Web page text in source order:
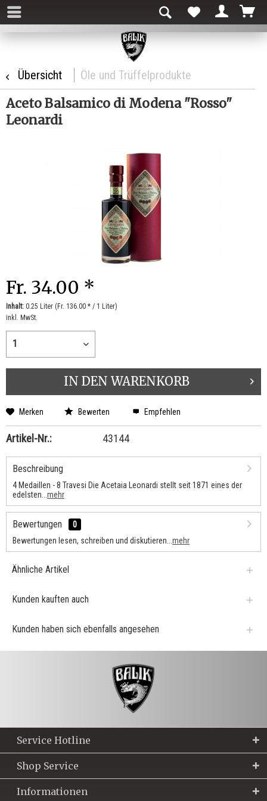
Übersicht Öle und Trüffelprodukte
Aceto Balsamico di Modena "Rosso"
Leonardi
Fr. 34.00 *
Inhalt: 0.25 Liter (Fr. 136.00 * / 1 Liter)
inkl. MwSt.
IN DEN WARENKORB
Merken Bewerten Empfehlen
Artikel-Nr.: 43144
Beschreibung
4 Medaillen - 8 Travesi Die Acetaia Leonardi stellt seit 1871 eines der
edelsten... mehr
Bewertungen
0
Bewertungen lesen, schreiben und diskutieren... mehr
Ähnliche Artikel
Kunden kauften auch
Kunden haben sich ebenfalls angesehen
Service Hotline
Shop Service
Informationen